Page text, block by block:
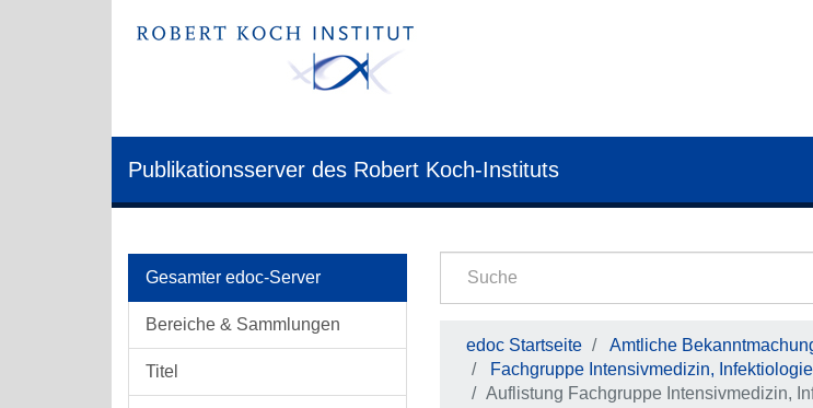
Publikationsserver des Robert Koch-Instituts
Gesamter edoc-Server
Bereiche & Sammlungen
Titel
edoc Startseite
Amtliche
Fachgruppe Intensivmedizin,
Auflistung Fachgruppe Intensivmedizin,